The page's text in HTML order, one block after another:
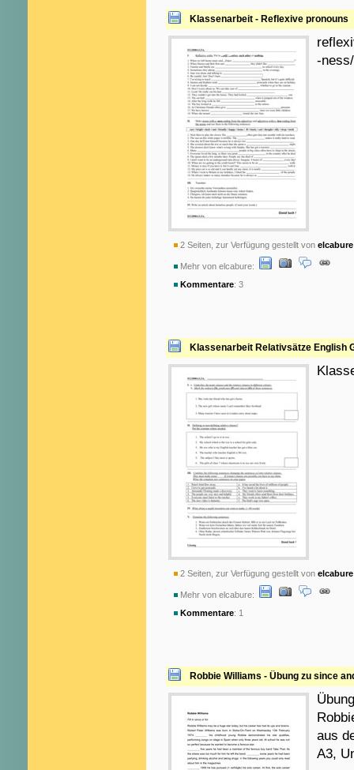
Klassenarbeit - Reflexive pronouns
-
2 Seiten, zur Verfügung gestellt von elcabure
Mehr von elcabure:
Kommentare: 3
Klassenarbeit Relativsätze English
2 Seiten, zur Verfügung gestellt von elcabure
Mehr von elcabure:
Kommentare: 1
Robbie Williams - Übung zu since
aus
A3,